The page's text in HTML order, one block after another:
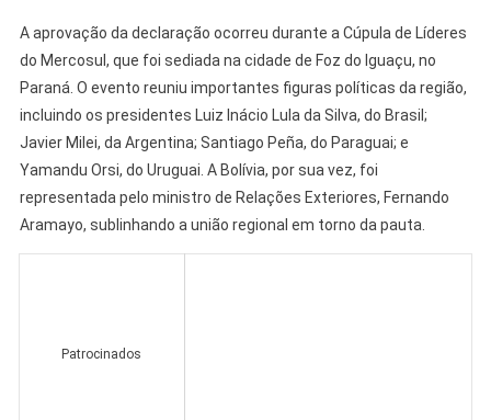
A aprovação da declaração ocorreu durante a Cúpula de Líderes
do Mercosul, que foi sediada na cidade de Foz do Iguaçu, no
Paraná. O evento reuniu importantes figuras políticas da região,
incluindo os presidentes Luiz Inácio Lula da Silva, do Brasil;
Javier Milei, da Argentina; Santiago Peña, do Paraguai; e
Yamandu Orsi, do Uruguai. A Bolívia, por sua vez, foi
representada pelo ministro de Relações Exteriores, Fernando
Aramayo, sublinhando a união regional em torno da pauta.
Patrocinados